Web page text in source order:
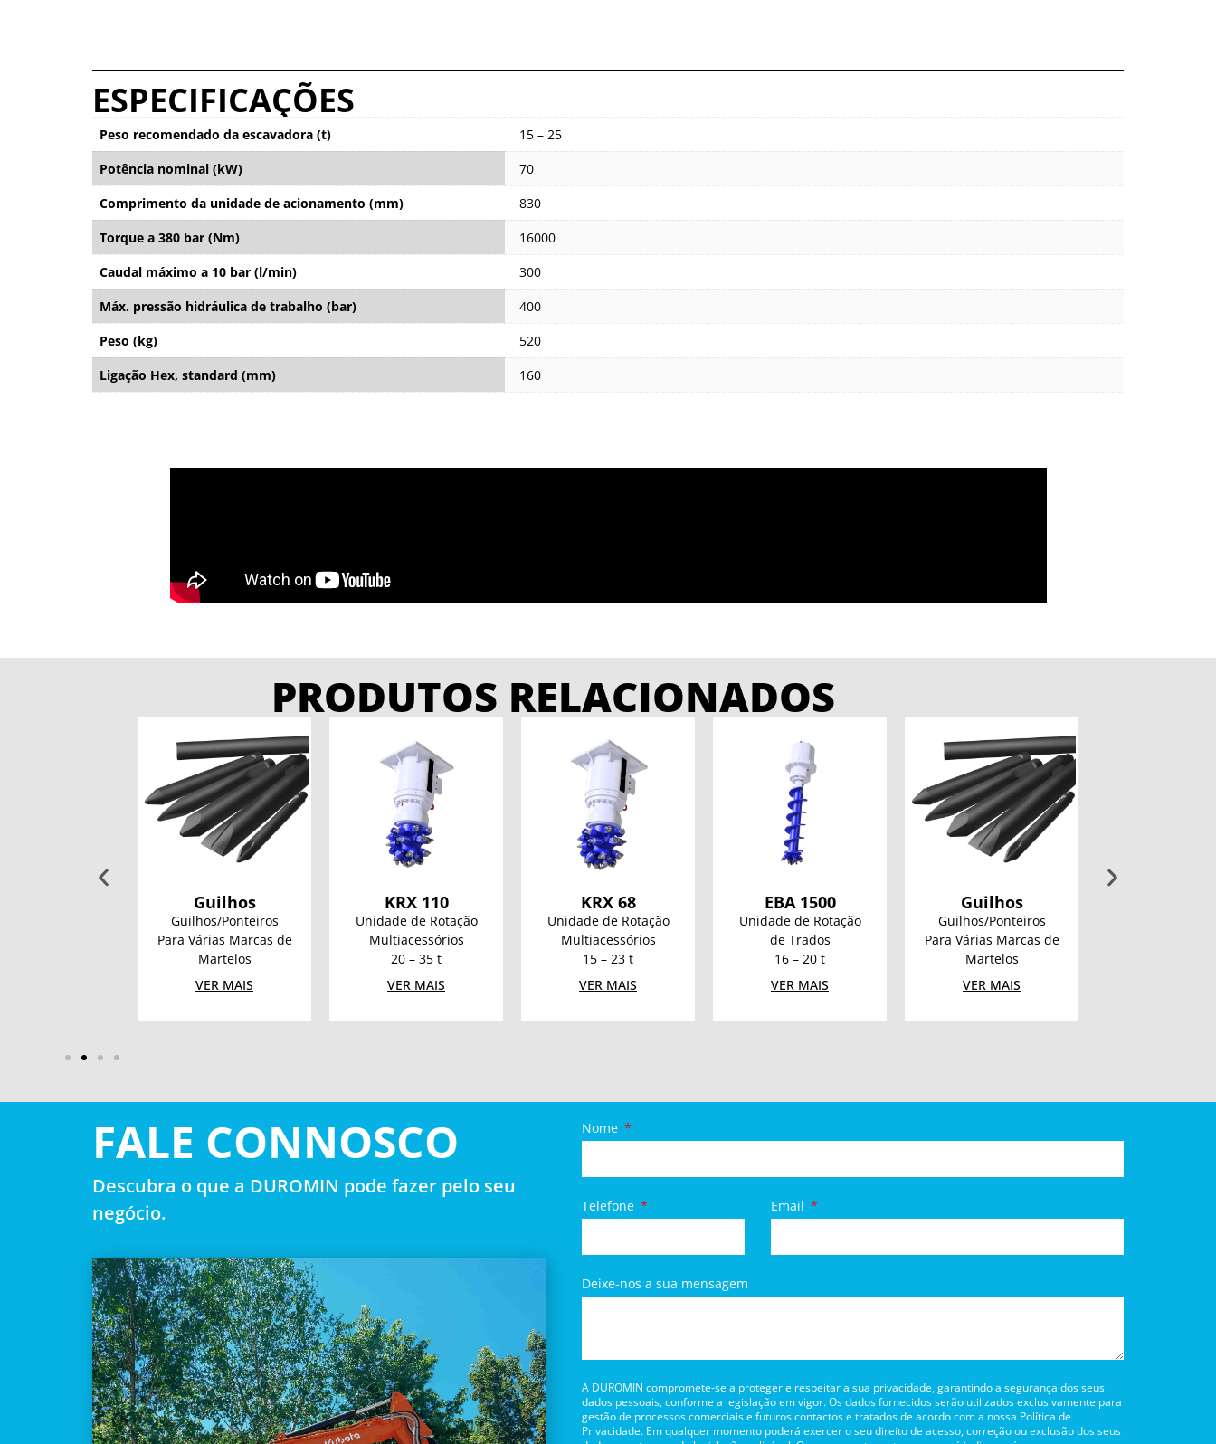
ESPECIFICAÇÕES
Peso recomendado da escavadora (t)
15 – 25
Potência nominal (kW)
70
Comprimento da unidade de acionamento (mm)
830
Torque a 380 bar (Nm)
16000
Caudal máximo a 10 bar (l/min)
300
Máx. pressão hidráulica de trabalho (bar)
400
Peso (kg)
520
Ligação Hex, standard (mm)
160
PRODUTOS RELACIONADOS
Guilhos
Guilhos/Ponteiros
Para Várias Marcas de
Martelos
VER MAIS
KRX 110
Unidade de Rotação
Multiacessórios
20 – 35 t
VER MAIS
KRX 68
Unidade de Rotação
Multiacessórios
15 – 23 t
VER MAIS
EBA 1500
Unidade de Rotação
de Trados
16 – 20 t
VER MAIS
Guilhos
Guilhos/Ponteiros
Para Várias Marcas de
Martelos
VER MAIS
FALE CONNOSCO
Descubra o que a DUROMIN pode fazer pelo seu
negócio.
Nome
Telefone Email
Deixe-nos a sua mensagem
A DUROMIN compromete-se a proteger e respeitar a sua privacidade, garantindo a segurança dos seus
dados pessoais, conforme a legislação em vigor. Os dados fornecidos serão utilizados exclusivamente para
gestão de processos comerciais e futuros contactos e tratados de acordo com a nossa Política de
Privacidade. Em qualquer momento poderá exercer o seu direito de acesso, correção ou exclusão dos seus